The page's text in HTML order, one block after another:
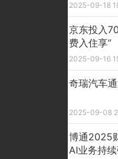
2025-09-18
京东投入
费入住享“
2025-09-16
奇瑞汽车
2025-09-08
博通2025
AI业务持